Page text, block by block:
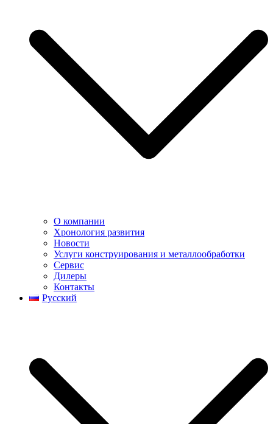
О компании
Хронология развития
Новости
Услуги конструирования и металлообработки
Сервис
Дилеры
Контакты
Русский